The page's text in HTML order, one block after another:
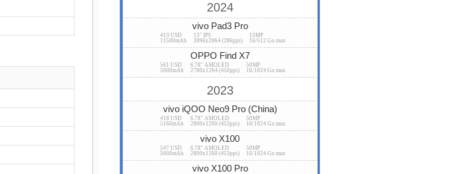
2024
vivo Pad3 Pro
413 USD
11500mAh
13" IPS
3096x2064 (286ppi)
13MP
16/512 Go max
OPPO Find X7
561 USD
5000mAh
6.78" AMOLED
2780x1264 (450ppi)
50MP
16/1024 Go max
2023
vivo iQOO Neo9 Pro (China)
418 USD
5160mAh
6.78" AMOLED
2800x1260 (453ppi)
50MP
16/1024 Go max
vivo X100
547 USD
5000mAh
6.78" AMOLED
2800x1260 (453ppi)
50MP
16/1024 Go max
vivo X100 Pro